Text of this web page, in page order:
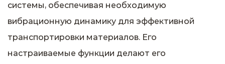
системы, обеспечивая необходимую
вибрационную динамику для эффективной
транспортировки материалов. Его
настраиваемые функции делают его